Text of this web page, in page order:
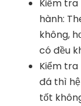
Kiểm
hành:
không,
có đều
Kiểm
đá thì
tốt